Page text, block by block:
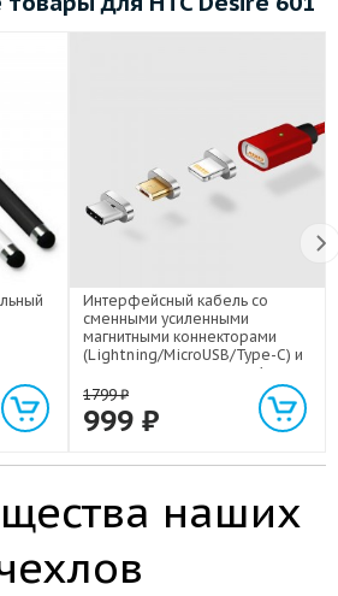
Интерфейсный кабель со
сменными усиленными
магнитными коннекторами
(Lightning/MicroUSB/Type-C) и
световым индикатором 1м
1799₽
999 ₽
наших